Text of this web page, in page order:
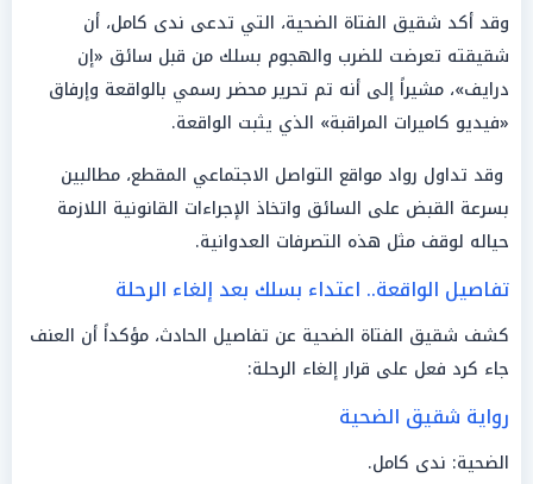
وقد أكد شقيق الفتاة الضحية، التي تدعى ندى كامل، أن
شقيقته تعرضت للضرب والهجوم بسلك من قبل سائق «إن
درايف»، مشيراً إلى أنه تم تحرير محضر رسمي بالواقعة وإرفاق
«فيديو كاميرات المراقبة» الذي يثبت الواقعة.
وقد تداول رواد مواقع التواصل الاجتماعي المقطع، مطالبين
بسرعة القبض على السائق واتخاذ الإجراءات القانونية اللازمة
حياله لوقف مثل هذه التصرفات العدوانية.
تفاصيل الواقعة.. اعتداء بسلك بعد إلغاء الرحلة
كشف شقيق الفتاة الضحية عن تفاصيل الحادث، مؤكداً أن العنف
جاء كرد فعل على قرار إلغاء الرحلة:
رواية شقيق الضحية
الضحية: ندى كامل.